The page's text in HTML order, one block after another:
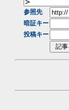
参照先
暗証キー
投稿キー